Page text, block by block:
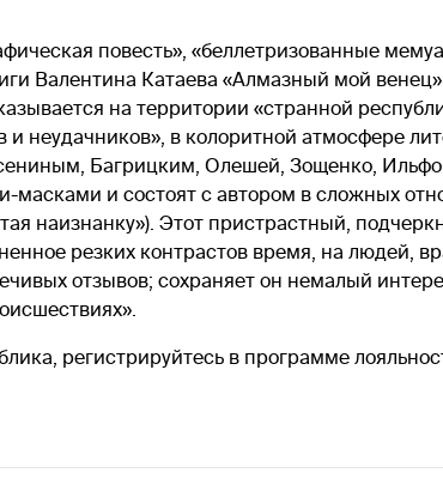
повесть», «беллетризованные
Валентина Катаева «Алмазный мой
на территории «странной
и неудачников», в колоритной атмосфере
Багрицким, Олешей, Зощенко,
и состоят с автором в сложных
наизнанку»). Этот пристрастный,
резких контрастов время, на людей,
отзывов; сохраняет он немалый
регистрируйтесь в программе